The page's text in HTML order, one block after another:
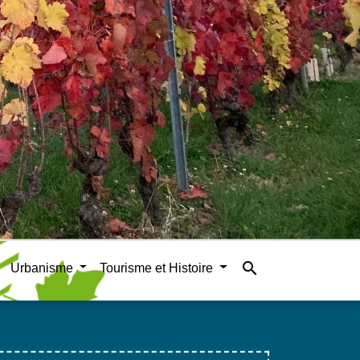
Urbanisme Tourisme et Histoire search